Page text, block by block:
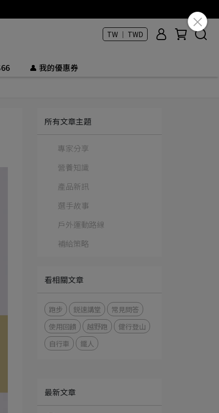
TW ｜ TWD
👤 我的優惠券
所有文章主題
專家分享
營養知識
產品新訊
選手故事
戶外運動路線
補給策略
看相關文章
跑步 鋭速講堂
常見問答
使用回饋
越野跑
健行登山
自行車
鐵人
最新文章